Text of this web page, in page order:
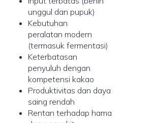
unggul dan pupuk)
Kebutuhan
peralatan modern
(termasuk fermentasi)
Keterbatasan
penyuluh dengan
kompetensi kakao
Produktivitas dan daya
saing rendah
Rentan terhadap hama